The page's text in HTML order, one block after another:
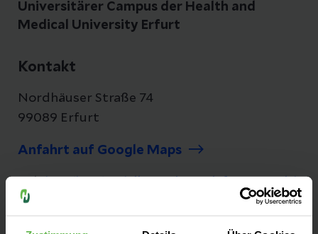
Universitärer Campus der Health and
Medical University Erfurt
Kontakt
Nordhäuser Straße 74
99089 Erfurt
Anfahrt auf Google Maps
Fax: (0361) 781-1002